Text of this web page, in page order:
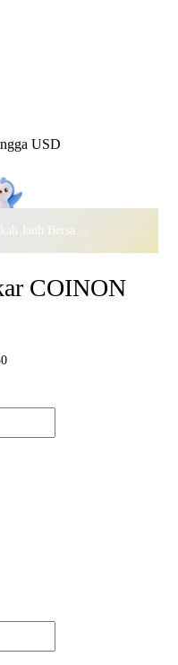
USD
Lintasi Padang Es, Melangkah Jauh Bersama · Rayakan
COINON